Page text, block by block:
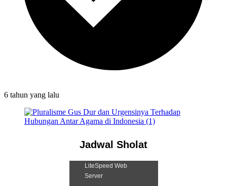
6 tahun yang lalu
Jadwal Sholat